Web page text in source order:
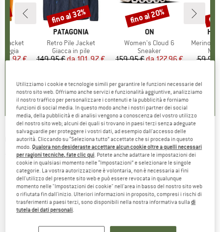
Jacket
ridotto
€
)
MARCHIO
PATAGONIA
Articolo
Retro Pile Jacket
Gruppo di prodotti
Giacca in pile
Prezzo
149,95 € Prezzo ridotto
da 101,97 €
4,6(71)
Sconto
fino al 32%
MARCHIO
ON
Articolo
Women's Cloud 6
Gruppo di prodotti
Sneaker
Prezzo
159,95 € Prezzo ridotto
da 127,96 €
4,7(48)
Sconto
fino al 20%
Articolo
MerinoMix150
59,95
OPINEL -Opinel Tree Saw
(0)
Utilizziamo i cookie e tecnologie simili per garantire le funzioni necessarie del
nostro sito web. Offriamo anche servizi e funzionalità aggiuntive, analizziamo
il nostro traffico per personalizzare i contenuti e la pubblicità e forniamo
funzioni di social media. In questo modo anche i nostri partner dei social
media, della pubblicità e di analisi vengono a conoscenza del vostro utilizzo
del nostro sito web; alcuni dei quali si trovano in paesi terzi senza adeguate
salvaguardie per proteggere i vostri dati, ad esempio dall'accesso delle
autorità. Cliccando su “Seleziona tutto” accettate che si proceda in questo
modo. Qualora non desideraste accettare alcun cookie oltre a quelli necessari
per ragioni tecniche, fate clic qui. Potete anche adattare le impostazioni dei
cookie in qualsiasi momento nelle “Impostazioni” e selezionare le singole
categorie. La vostra autorizzazione è volontaria, non è necessaria ai fini
dell'utilizzo del presente sito web e può essere revocata in qualunque
momento nelle "Impostazioni dei cookie" nell'area in basso del nostro sito web
o rifiutata fin dall'inizio. Ulteriori informazioni in proposito, compresi i rischi di
trasferimenti a paesi terzi, sono disponibili nella nostra informativa sulladi
tutela dei dati personali.